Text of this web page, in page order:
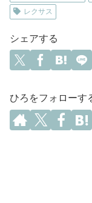
レクサス
シェアする
ひろをフォローす